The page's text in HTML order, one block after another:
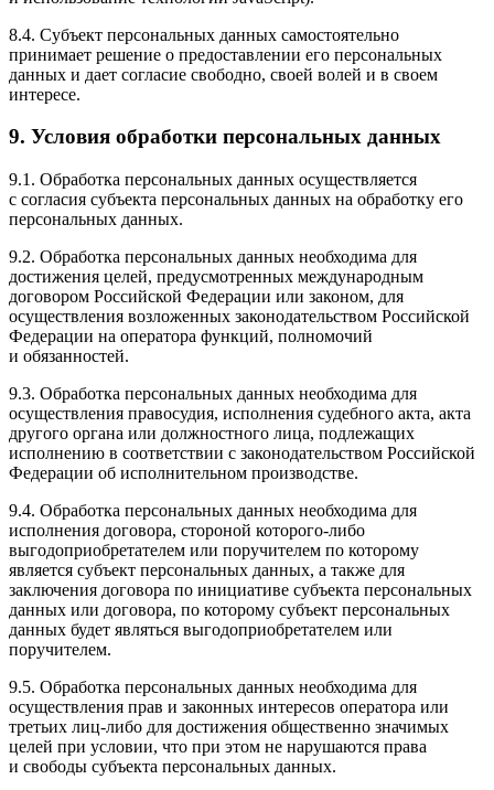
8.4. Субъект персональных данных самостоятельно
принимает решение о предоставлении его персональных
данных и дает согласие свободно, своей волей и в своем
интересе.
9. Условия обработки персональных данных
9.1. Обработка персональных данных осуществляется
с согласия субъекта персональных данных на обработку его
персональных данных.
9.2. Обработка персональных данных необходима для
достижения целей, предусмотренных международным
договором Российской Федерации или законом, для
осуществления возложенных законодательством Российской
Федерации на оператора функций, полномочий
и обязанностей.
9.3. Обработка персональных данных необходима для
осуществления правосудия, исполнения судебного акта, акта
другого органа или должностного лица, подлежащих
исполнению в соответствии с законодательством Российской
Федерации об исполнительном производстве.
9.4. Обработка персональных данных необходима для
исполнения договора, стороной которого-либо
выгодоприобретателем или поручителем по которому
является субъект персональных данных, а также для
заключения договора по инициативе субъекта персональных
данных или договора, по которому субъект персональных
данных будет являться выгодоприобретателем или
поручителем.
9.5. Обработка персональных данных необходима для
осуществления прав и законных интересов оператора или
третьих лиц-либо для достижения общественно значимых
целей при условии, что при этом не нарушаются права
и свободы субъекта персональных данных.